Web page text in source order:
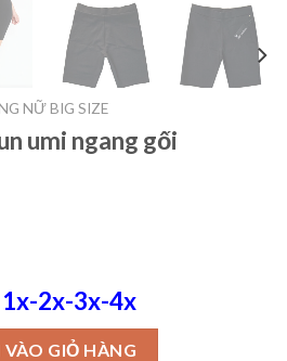
NỮ BIG SIZE
umi ngang gối
1x-2x-3x-4x
gối số lượng
GIỎ HÀNG